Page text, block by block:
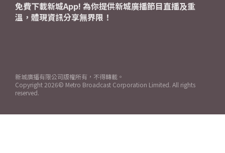
免費下載新城App! 為你提供新城廣播節目直播及重
溫，體現資訊分享無界限！
新城廣播有限公司版權所有，不得轉載。
Copyright 2026© Metro Broadcast Corporation Limited. All rights
reserved.